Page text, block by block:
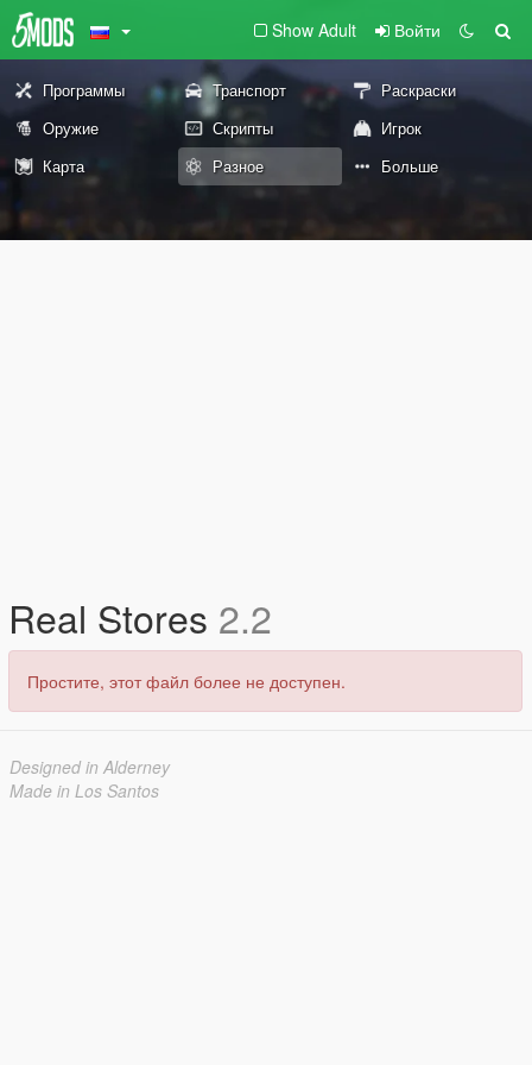
Show Adult Войти
Программы Транспорт
Раскраски
Оружие
Скрипты
Игрок
Карта
Разное Больше
Real Stores 2.2
Простите, этот файл более не доступен.
Designed in Alderney
Made in Los Santos